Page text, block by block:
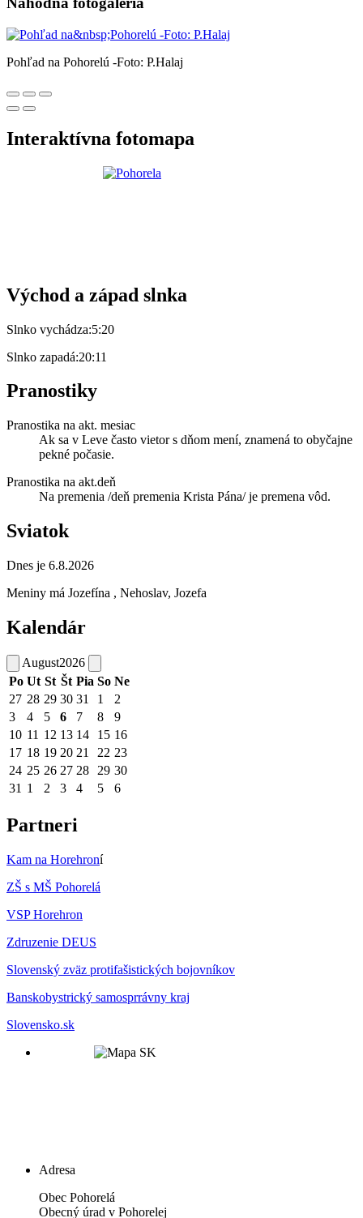
Pohľad na Pohorelú -Foto: P.Halaj
Interaktívna fotomapa
Východ a západ slnka
Slnko vychádza:5:20
Slnko zapadá:20:11
Pranostiky
Pranostika na akt. mesiac
Ak sa v Leve často vietor s dňom mení, znamená to obyčajne
pekné počasie.
Pranostika na akt.deň
Na premenia /deň premenia Krista Pána/ je premena vôd.
Sviatok
Dnes je 6.8.2026
Meniny má Jozefína , Nehoslav, Jozefa
Kalendár
August2026
Po Ut St Št Pia So Ne
27 28 29 30 31 1
2
3
4 5 6 7 8
9
10 11 12 13 14 15 16
17 18 19 20 21 22 23
24 25 26 27 28 29 30
31 1 2 3 4 5 6
Partneri
Kam na Horehroní
ZŠ s MŠ Pohorelá
VSP Horehron
Zdruzenie DEUS
Slovenský zväz protifašistických bojovníkov
Banskobystrický samosprrávny kraj
Slovensko.sk
Adresa
Obec Pohorelá
Obecný úrad v Pohorelej